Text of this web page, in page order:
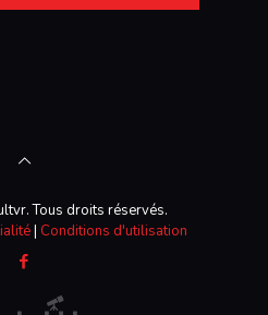
Tous droits réservés.
| Conditions d'utilisation